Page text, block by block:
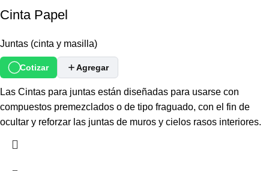
Cinta Papel
Juntas (cinta y masilla)
Cotizar Agregar
Las Cintas para juntas están diseñadas para usarse con
compuestos premezclados o de tipo fraguado, con el fin de
ocultar y reforzar las juntas de muros y cielos rasos interiores.